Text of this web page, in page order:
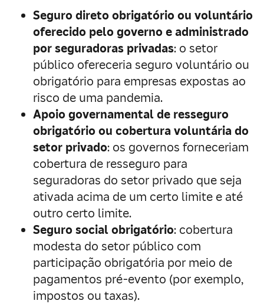
Seguro direto obrigatório ou voluntário
oferecido pelo governo e administrado
por seguradoras privadas: o setor
público ofereceria seguro voluntário ou
obrigatório para empresas expostas ao
risco de uma pandemia.
Apoio governamental de resseguro
obrigatório ou cobertura voluntária do
setor privado: os governos forneceriam
cobertura de resseguro para
seguradoras do setor privado que seja
ativada acima de um certo limite e até
outro certo limite.
Seguro social obrigatório: cobertura
modesta do setor público com
participação obrigatória por meio de
pagamentos pré-evento (por exemplo,
impostos ou taxas).